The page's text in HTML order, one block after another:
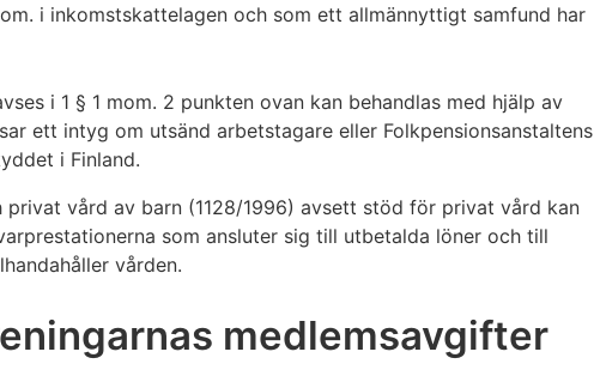
i inkomstskattelagen och som ett allmännyttigt samfund har
i 1 § 1 mom. 2 punkten ovan kan behandlas med hjälp av
ett intyg om utsänd arbetstagare eller Folkpensionsanstaltens
i Finland.
vård av barn (1128/1996) avsett stöd för privat vård kan
som ansluter sig till utbetalda löner och till
vården.
medlemsavgifter